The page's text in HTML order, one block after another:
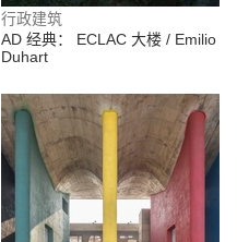
行政建筑
AD 经典： ECLAC 大楼 / Emilio
Duhart